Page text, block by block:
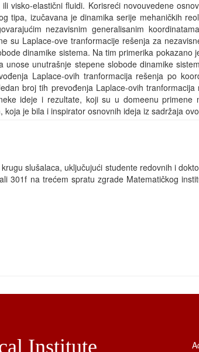
visko-elastični fluidi. Korisreći novouvedene
tipa, izučavana je dinamika serije mehaničkih
nezavisnim generalisanim
su Laplace-ove tranformacije rešenja za
dinamike sistema. Na tim primerika pokazano
unose unutrašnje stepene slobode dinamike
Laplace-ovih tranformacija rešenja po
broj tih prevođenja Laplace-ovih
ideje i rezultate, koji su u domeenu primene
je bila i inspirator osnovnih ideja iz sadržaja
slušalaca, uključujući studente redovnih i
301f na trećem spratu zgrade Matematičkog
Institute